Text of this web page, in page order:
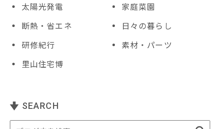
太陽光発電
家庭菜園
断熱・省エネ
日々の暮らし
研修紀行
素材・パーツ
里山住宅博
SEARCH